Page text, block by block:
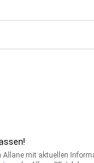
mit aktuellen